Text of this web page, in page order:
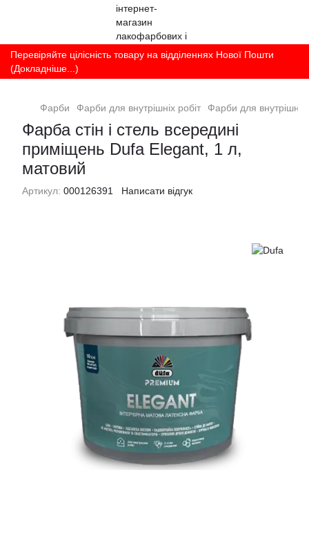
Перевіряйте цілісність товару на відділеннях Нової Пошти
(Докладніше...)
Фарби Фарби для внутрішніх робіт Фарби для внутрішніх
Фарба стін і стель всередині
приміщень Dufa Elegant, 1 л,
матовий
Артикул: 000126391 Написати відгук